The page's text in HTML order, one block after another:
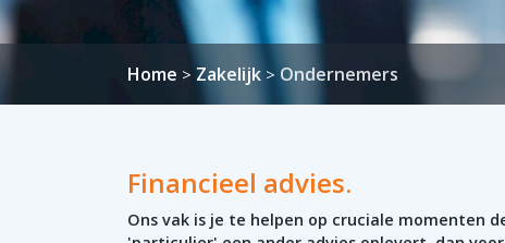
Home > Zakelijk > Ondernemers
Financieel advies.
Ons vak is je te helpen op cruciale momenten